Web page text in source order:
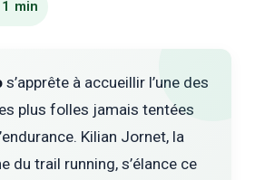
s’apprête à accueillir l’une des
plus folles jamais tentées
Kilian Jornet, la
du trail running, s’élance ce